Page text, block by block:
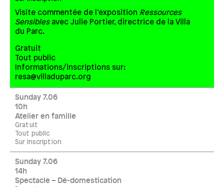
Visite commentée de l’exposition Ressources
Sensiblesavec Julie Portier, directrice de la Villa
du Parc.
Gratuit
Tout public
Informations/inscriptions sur:
resa@villaduparc.org
Sunday 7.06
10h
Atelier en famille
Gratuit
Tout public
Sur inscription
Sunday 7.06
14h
Spectacle – Dé-domestication